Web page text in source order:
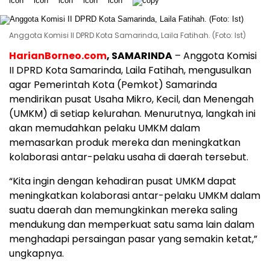
Anggota Komisi II DPRD Kota Samarinda, Laila Fatihah. (Foto: Ist)
HarianBorneo.com, SAMARINDA – Anggota Komisi
II DPRD Kota Samarinda, Laila Fatihah, mengusulkan
agar Pemerintah Kota (Pemkot) Samarinda
mendirikan pusat Usaha Mikro, Kecil, dan Menengah
(UMKM) di setiap kelurahan. Menurutnya, langkah ini
akan memudahkan pelaku UMKM dalam
memasarkan produk mereka dan meningkatkan
kolaborasi antar-pelaku usaha di daerah tersebut.
“Kita ingin dengan kehadiran pusat UMKM dapat
meningkatkan kolaborasi antar-pelaku UMKM dalam
suatu daerah dan memungkinkan mereka saling
mendukung dan memperkuat satu sama lain dalam
menghadapi persaingan pasar yang semakin ketat,”
ungkapnya.